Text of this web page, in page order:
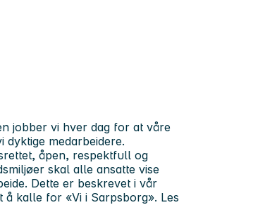
jobber vi hver dag for at våre
dyktige medarbeidere.
åpen, respektfull og
skal alle ansatte vise
Dette er beskrevet i vår
kalle for «Vi i Sarpsborg». Les